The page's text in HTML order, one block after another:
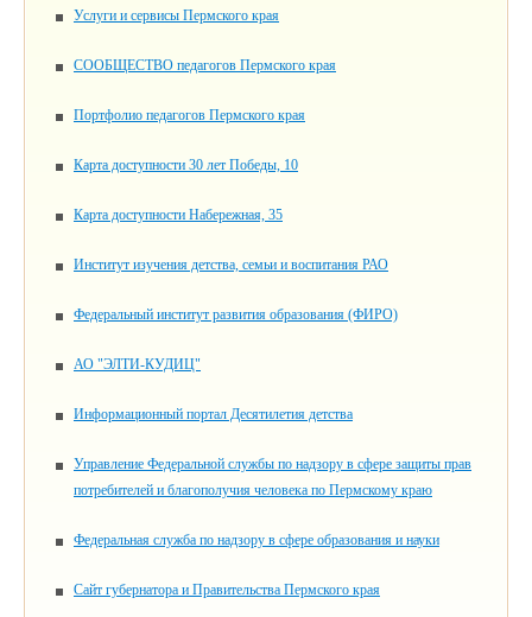
Услуги и сервисы Пермского края
СООБЩЕСТВО педагогов Пермского края
Портфолио педагогов Пермского края
Карта доступности 30 лет Победы, 10
Карта доступности Набережная, 35
Институт изучения детства, семьи и воспитания РАО
Федеральный институт развития образования (ФИРО)
АО "ЭЛТИ-КУДИЦ"
Информационный портал Десятилетия детства
Управление Федеральной службы по надзору в сфере защиты прав
потребителей и благополучия человека по Пермскому краю
Федеральная служба по надзору в сфере образования и науки
Сайт губернатора и Правительства Пермского края